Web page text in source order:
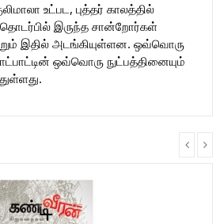
உட்பட, புத்தர் காலத்தில்
இருந்த சான்றோர்கள்
இதில் அடங்கியுள்ளன. ஒவ்வொரு
ஒவ்வொரு நுட்பத்தினையும்